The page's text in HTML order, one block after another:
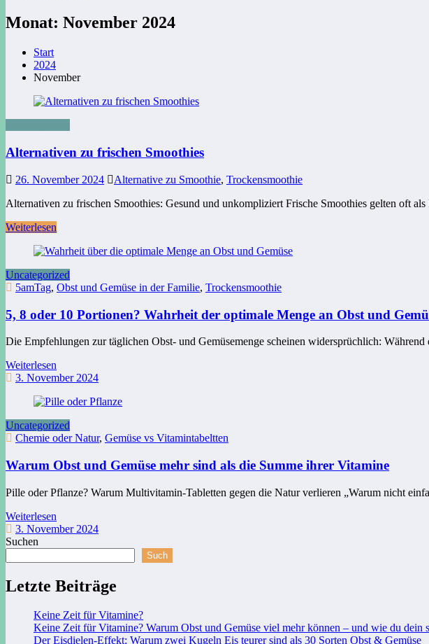
Monat: November 2024
Start
2024
November
Alternativen zu frischen Smoothies
26. November 2024 Alternative zu Smoothie, Trockensmoothie
Alternativen zu frischen Smoothies: Gesund und unkompliziert Frische Smoothies gelten oft
Weiterlesen
Uncategorized
5amTag, Obst und Gemüse in der Familie, Trockensmoothie
5, 8 oder 10 Portionen? Wahrheit der optimale Menge an Obst und
Die Empfehlungen zur täglichen Obst- und Gemüsemenge scheinen widersprüchlich:
Weiterlesen
3. November 2024
Uncategorized
Chemie oder Natur, Gemüse vs Vitamintabeltten
Warum Obst und Gemüse mehr sind als die Summe ihrer Vitamine
Pille oder Pflanze? Warum Multivitamin-Tabletten gegen die Natur verlieren „Warum nicht
Weiterlesen
3. November 2024
Suchen
Such
Letzte Beiträge
Keine Zeit für Vitamine?
Keine Zeit für Vitamine? Warum Obst und Gemüse viel mehr können – und wie du dein
Der Eisdielen-Effekt: Warum zwei Kugeln Eis teurer sind als 30 Sorten Obst & Gemüse